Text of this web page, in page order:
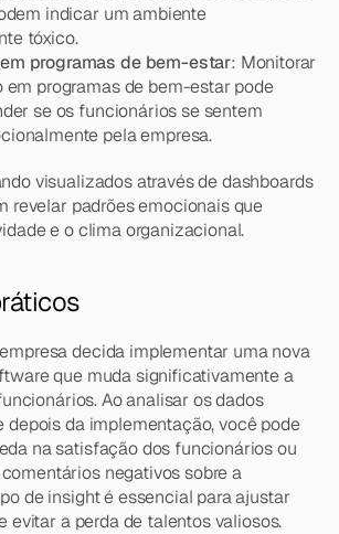
indicar um ambiente
tóxico.
programas de bem-estar: Monitorar
programas de bem-estar pode
se os funcionários se sentem
pela empresa.
visualizados através de dashboards
revelar padrões emocionais que
e o clima organizacional.
decida implementar uma nova
que muda significativamente a
Ao analisar os dados
depois da implementação, você pode
na satisfação dos funcionários ou
negativos sobre a
de insight é essencial para ajustar
evitar a perda de talentos valiosos.